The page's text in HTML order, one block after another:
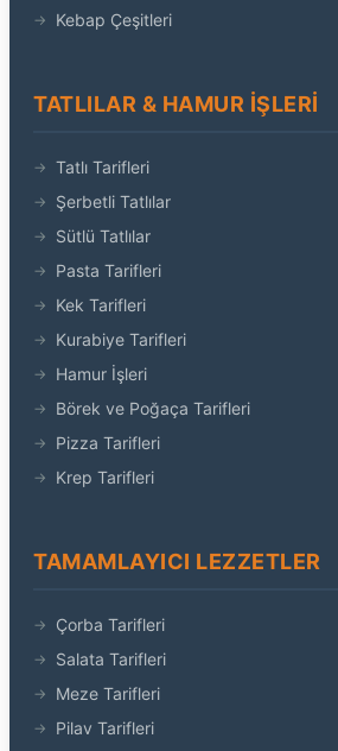
Kebap Çeşitleri
TATLILAR & HAMUR İŞLERI
Tatlı Tarifleri
Şerbetli Tatlılar
Sütlü Tatlılar
Pasta Tarifleri
Kek Tarifleri
Kurabiye Tarifleri
Hamur İşleri
Börek ve Poğaça Tarifleri
Pizza Tarifleri
Krep Tarifleri
TAMAMLAYICI LEZZETLER
Çorba Tarifleri
Salata Tarifleri
Meze Tarifleri
Pilav Tarifleri